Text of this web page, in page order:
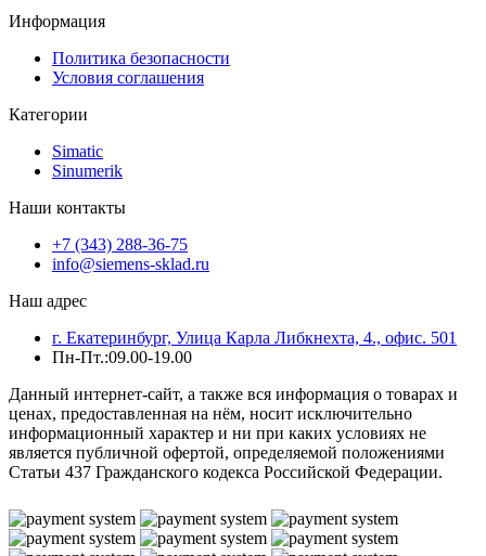
Информация
Политика безопасности
Условия соглашения
Категории
Simatic
Sinumerik
Наши контакты
+7 (343) 288-36-75
info@siemens-sklad.ru
Наш адрес
г. Екатеринбург, Улица Карла Либкнехта, 4., офис. 501
Пн-Пт.:09.00-19.00
Данный интернет-сайт, а также вся информация о товарах и
ценах, предоставленная на нём, носит исключительно
информационный характер и ни при каких условиях не
является публичной офертой, определяемой положениями
Статьи 437 Гражданского кодекса Российской Федерации.